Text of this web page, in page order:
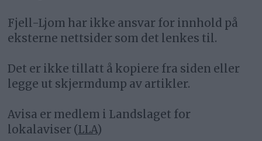
Fjell-Ljom har ikke ansvar for innhold på
eksterne nettsider som det lenkes til.
Det er ikke tillatt å kopiere fra siden eller
legge ut skjermdump av artikler.
Avisa er medlem i Landslaget for
lokalaviser (LLA)